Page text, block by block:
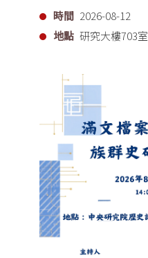
時間 2026-08-12
地點 研究大樓703室